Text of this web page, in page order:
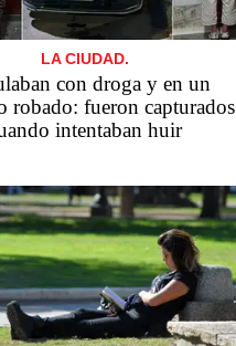
LA CIUDAD.
con droga y en un
robado: fueron capturados
intentaban huir